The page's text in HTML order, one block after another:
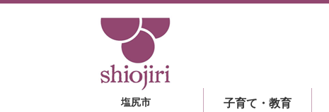
塩尻市 子育て・教育